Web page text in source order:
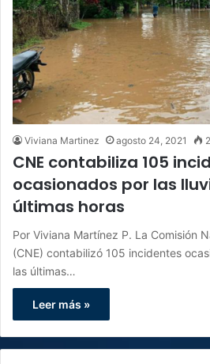
Viviana Martinez agosto 24, 2021
CNE contabiliza 105
ocasionados por las
últimas horas
Por Viviana Martínez P. La Comisión
(CNE) contabilizó 105 incidentes
las últimas…
Leer más »